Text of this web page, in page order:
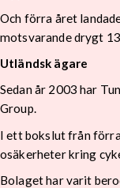
Och förra året
motsvarande drygt
Utländsk ägare
Sedan år 2003 har
Group.
I ett bokslut från
osäkerheter kring
Bolaget har varit